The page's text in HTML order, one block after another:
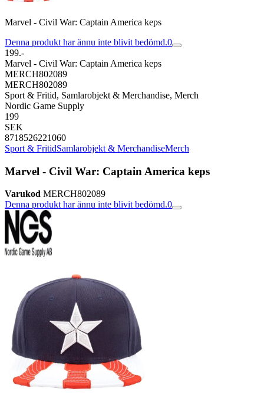
Marvel - Civil War: Captain America keps
Denna produkt har ännu inte blivit bedömd.0
199.-
Marvel - Civil War: Captain America keps
MERCH802089
MERCH802089
Sport & Fritid, Samlarobjekt & Merchandise, Merch
Nordic Game Supply
199
SEK
8718526221060
Sport & FritidSamlarobjekt & MerchandiseMerch
Marvel - Civil War: Captain America keps
Varukod MERCH802089
Denna produkt har ännu inte blivit bedömd.0